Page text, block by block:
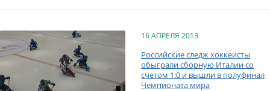
16 АПРЕЛЯ 2013
Российские следж хоккеисты
обыграли сборную Италии со
счетом 1:0 и вышли в полуфинал
Чемпионата мира